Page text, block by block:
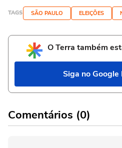
TAGS SÃO PAULO ELEIÇÕES
O Terra também
Siga no Google
Comentários (0)